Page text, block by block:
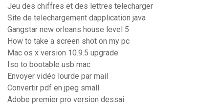
Jeu des chiffres et des lettres telecharger
Site de telechargement dapplication java
Gangstar new orleans house level 5
How to take a screen shot on my pc
Mac os x version 10.9.5 upgrade
Iso to bootable usb mac
Envoyer vidéo lourde par mail
Convertir pdf en jpeg small
Adobe premier pro version dessai